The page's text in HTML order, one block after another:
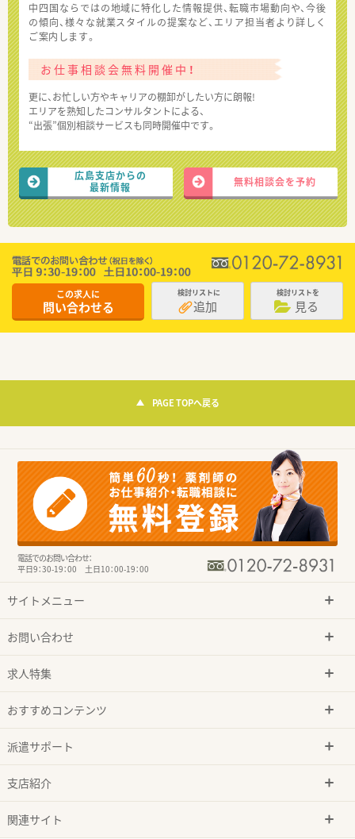
中四国ならではの地域に特化した情報提供、転職市場動向や、今後
の傾向、様々な就業スタイルの提案など、エリア担当者より詳しく
ご案内します。
お仕事相談会無料開催中！
更に、お忙しい方やキャリアの棚卸がしたい方に朗報!
エリアを熟知したコンサルタントによる、
“出張”個別相談サービスも同時開催中です。
広島支店からの
最新情報
無料相談会を予約
この求人に
問い合わせる
検討リストに
追加
検討リストを
見る
PAGE TOPへ戻る
電話でのお問い合わせ：
平日9：30-19：00 土日10：00-19：00
サイトメニュー
お問い合わせ
求人特集
おすすめコンテンツ
派遣サポート
支店紹介
関連サイト